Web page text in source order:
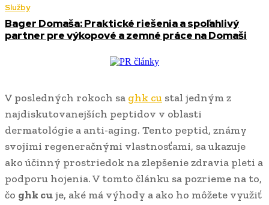
Služby
Bager Domaša: Praktické riešenia a spoľahlivý
partner pre výkopové a zemné práce na Domaši
V posledných rokoch sa ghk cu stal jedným z
najdiskutovanejších peptidov v oblasti
dermatológie a anti-aging. Tento peptid, známy
svojimi regeneračnými vlastnosťami, sa ukazuje
ako účinný prostriedok na zlepšenie zdravia pleti a
podporu hojenia. V tomto článku sa pozrieme na to,
čo ghk cuje, aké má výhody a ako ho môžete využiť